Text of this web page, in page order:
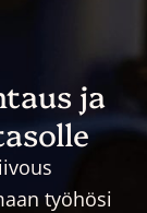
ja
työhösi